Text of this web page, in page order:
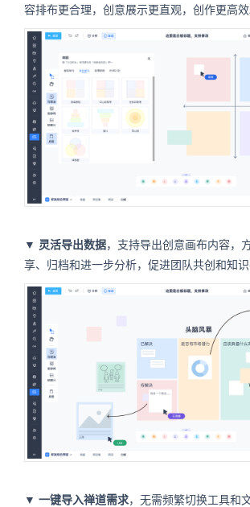
容排布更合理，创意展示更直观，创作更高效
▼ 灵活导出数据，支持导出创意画布内容，
享、归档和进一步分析，促进团队共创和知识
▼ 一键导入禅道需求，无需频繁切换工具和